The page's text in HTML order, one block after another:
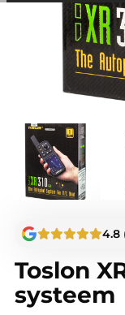
Toslon
systeem
4.8
voortdurend